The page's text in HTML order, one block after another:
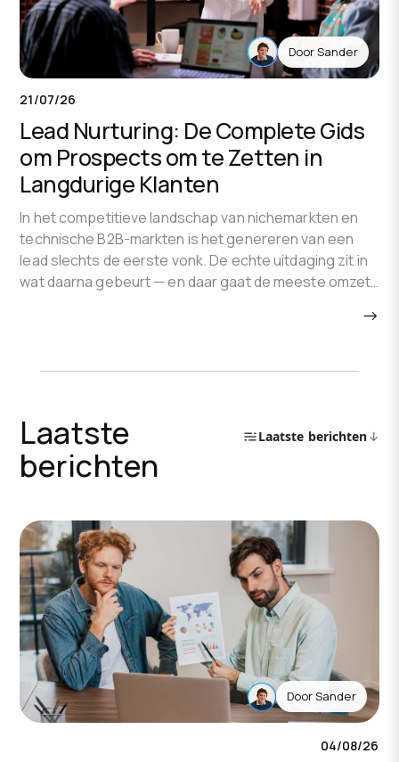
Door Sander
21/07/26
Lead Nurturing: De Complete Gids
om Prospects om te Zetten in
Langdurige Klanten
In het competitieve landschap van nichemarkten en
technische B2B-markten is het genereren van een
lead slechts de eerste vonk. De echte uitdaging zit in
wat daarna gebeurt — en daar gaat de meeste omzet
contact nog niet klaar zijn om te kopen.
→
Laatste
berichten
Laatste berichten↓
DoorSander
04/08/26